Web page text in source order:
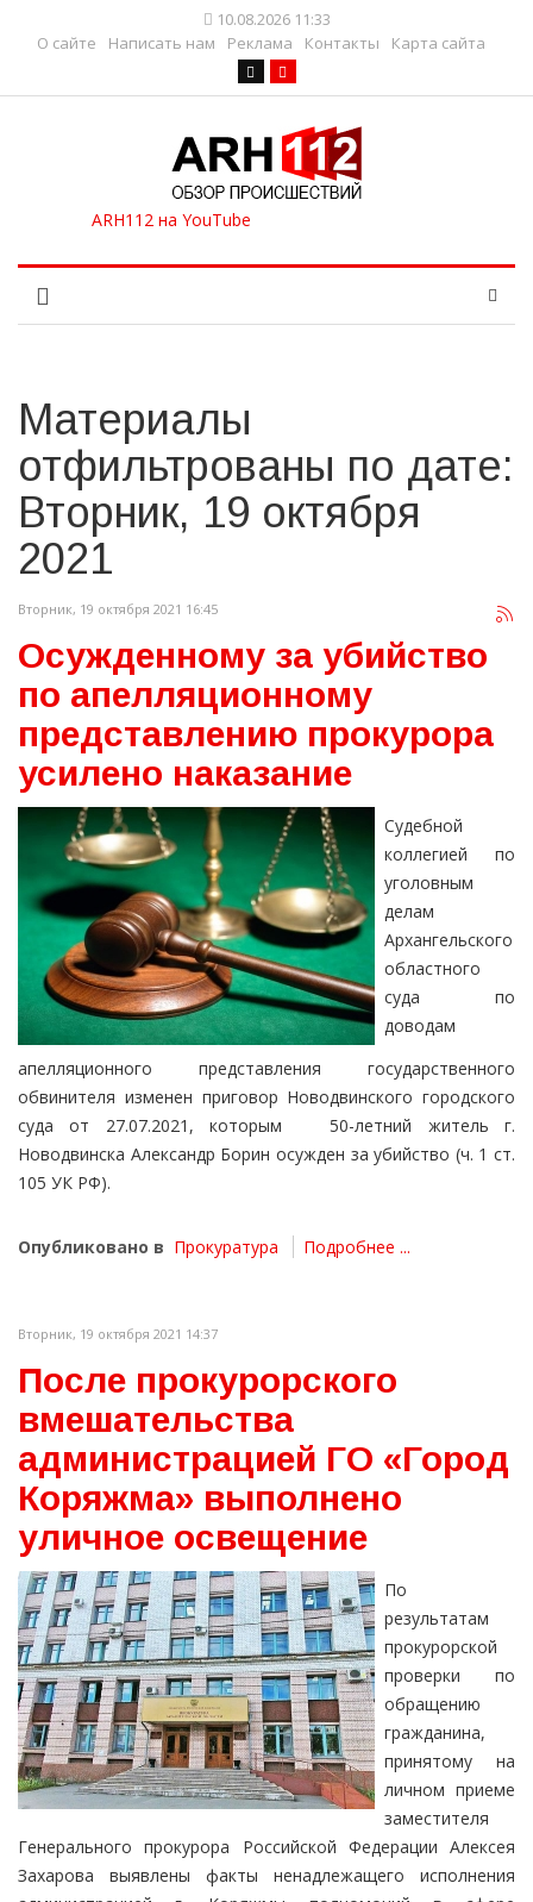
10.08.2026 11:33
О сайте
Написать нам Реклама Контакты Карта сайта
Материалы
отфильтрованы по дате:
Вторник, 19 октября
2021
Вторник, 19 октября 2021 16:45
Осужденному за убийство
по апелляционному
представлению прокурора
усилено наказание
Судебной
коллегией по
уголовным
делам
Архангельского
областного
суда по
доводам
апелляционного представления государственного
обвинителя изменен приговор Новодвинского городского
суда от 27.07.2021, которым 50-летний житель г.
Новодвинска Александр Борин осужден за убийство (ч. 1 ст.
105 УК РФ).
Опубликовано в Прокуратура Подробнее ...
Вторник, 19 октября 2021 14:37
После прокурорского
вмешательства
администрацией ГО «Город
Коряжма» выполнено
уличное освещение
По
результатам
прокурорской
проверки по
обращению
гражданина,
принятому на
личном приеме
заместителя
Генерального прокурора Российской Федерации Алексея
Захарова выявлены факты ненадлежащего исполнения